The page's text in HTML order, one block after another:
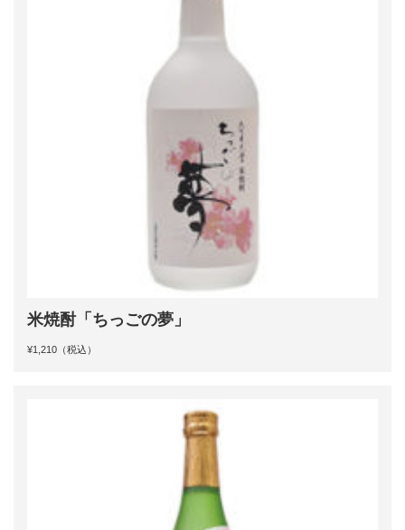
米焼酎「ちっごの夢」
¥1,210（税込）